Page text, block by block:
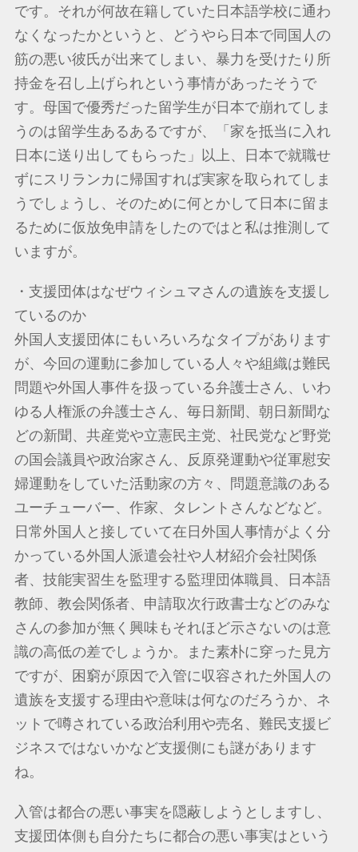
です。それが何故在籍していた日本語学校に通わ
なくなったかというと、どうやら日本で同国人の
筋の悪い彼氏が出来てしまい、暴力を受けたり所
持金を召し上げられという事情があったそうで
す。母国で優秀だった留学生が日本で崩れてしま
うのは留学生あるあるですが、「家を抵当に入れ
日本に送り出してもらった」以上、日本で就職せ
ずにスリランカに帰国すれば実家を取られてしま
うでしょうし、そのために何とかして日本に留ま
るために仮放免申請をしたのではと私は推測して
いますが。
・支援団体はなぜウィシュマさんの遺族を支援し
ているのか
外国人支援団体にもいろいろなタイプがあります
が、今回の運動に参加している人々や組織は難民
問題や外国人事件を扱っている弁護士さん、いわ
ゆる人権派の弁護士さん、毎日新聞、朝日新聞な
どの新聞、共産党や立憲民主党、社民党など野党
の国会議員や政治家さん、反原発運動や従軍慰安
婦運動をしていた活動家の方々、問題意識のある
ユーチューバー、作家、タレントさんなどなど。
日常外国人と接していて在日外国人事情がよく分
かっている外国人派遣会社や人材紹介会社関係
者、技能実習生を監理する監理団体職員、日本語
教師、教会関係者、申請取次行政書士などのみな
さんの参加が無く興味もそれほど示さないのは意
識の高低の差でしょうか。また素朴に穿った見方
ですが、困窮が原因で入管に収容された外国人の
遺族を支援する理由や意味は何なのだろうか、ネ
ットで噂されている政治利用や売名、難民支援ビ
ジネスではないかなど支援側にも謎があります
ね。
入管は都合の悪い事実を隠蔽しようとしますし、
支援団体側も自分たちに都合の悪い事実はという